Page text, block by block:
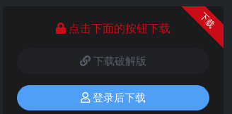
下载
点击下面的按钮下载
下载破解版
登录后下载